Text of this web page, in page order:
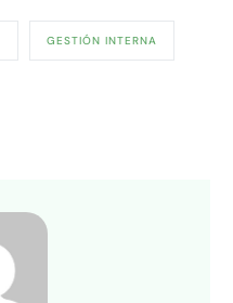
GESTIÓN INTERNA